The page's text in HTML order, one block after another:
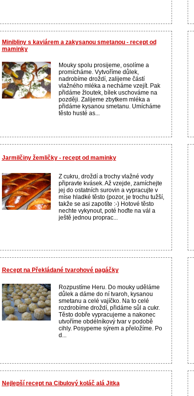
Minibliny s kaviárem a zakysanou smetanou - recept od
maminky
Mouky spolu prosijeme, osolíme a
promícháme. Vytvoříme důlek,
nadrobíme droždí, zalijeme částí
vlažného mléka a necháme vzejít. Pak
přidáme žloutek, bílek uschováme na
později. Zalijeme zbytkem mléka a
přidáme kysanou smetanu. Umícháme
těsto husté as...
Jarmilčiny žemličky - recept od maminky
Z cukru, droždí a trochy vlažné vody
připravte kvásek. Až vzejde, zamíchejte
jej do ostatních surovin a vypracujte v
míse hladké těsto (pozor, je trochu tužší,
takže se asi zapotíte :-) Hotové těsto
nechte vykynout, poté hoďte na vál a
ještě jednou proprac...
Recept na Překládané tvarohové pagáčky
Rozpustíme Heru. Do mouky uděláme
důlek a dáme do ní tvaroh, kysanou
smetanu a celé vajíčko. Na to celé
rozdrobíme droždí, přidáme sůl a cukr.
Těsto dobře vypracujeme a nakonec
utvoříme obdélníkový tvar v podobě
cihly. Posypeme sýrem a přeložíme. Po
d...
Nejlepší recept na Cibulový koláč alá Jitka